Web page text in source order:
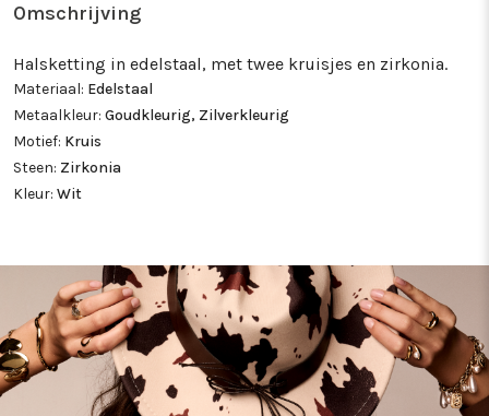
Omschrijving
Halsketting in edelstaal, met twee kruisjes en zirkonia.
Materiaal: Edelstaal
Metaalkleur: Goudkleurig, Zilverkleurig
Motief: Kruis
Steen: Zirkonia
Kleur: Wit